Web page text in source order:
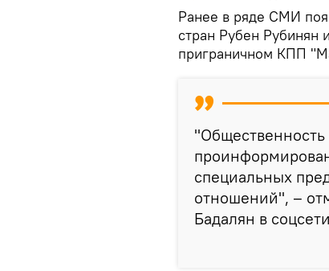
Ранее в ряде СМИ
стран Рубен Рубинян
приграничном КПП
специальных
отношений", –
Бадалян в